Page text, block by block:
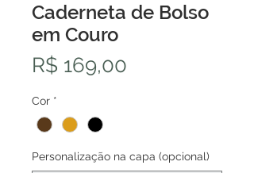
Caderneta de Bolso
em Couro
R$ 169,00
Cor *
Personalização na capa (opcional)